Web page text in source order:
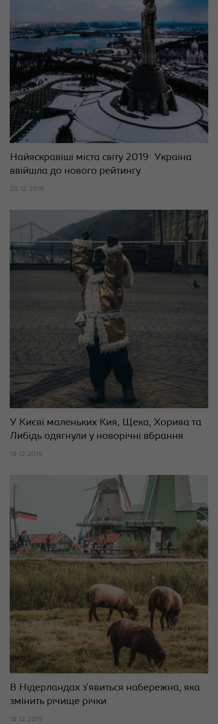
Найяскравіші міста світу 2019: Україна
ввійшла до нового рейтингу
20.12.2019
У Києві маленьких Кия, Щека, Хорива та
Либідь одягнули у новорічні вбрання
19.12.2019
В Нідерландах з'явиться набережна, яка
змінить річище річки
18.12.2019